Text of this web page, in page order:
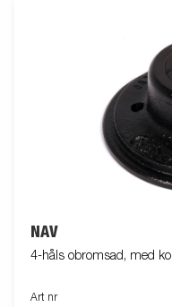
NAV
4-håls obromsad, med
Art nr